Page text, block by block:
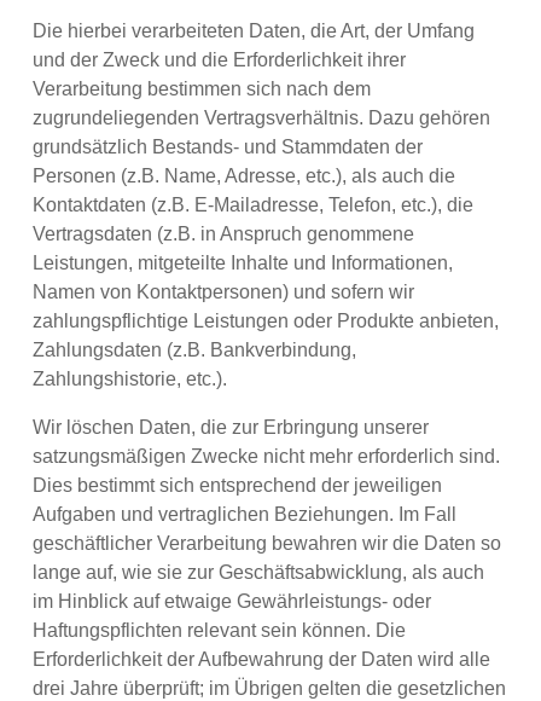
Die hierbei verarbeiteten Daten, die Art, der Umfang
und der Zweck und die Erforderlichkeit ihrer
Verarbeitung bestimmen sich nach dem
zugrundeliegenden Vertragsverhältnis. Dazu gehören
grundsätzlich Bestands- und Stammdaten der
Personen (z.B. Name, Adresse, etc.), als auch die
Kontaktdaten (z.B. E-Mailadresse, Telefon, etc.), die
Vertragsdaten (z.B. in Anspruch genommene
Leistungen, mitgeteilte Inhalte und Informationen,
Namen von Kontaktpersonen) und sofern wir
zahlungspflichtige Leistungen oder Produkte anbieten,
Zahlungsdaten (z.B. Bankverbindung,
Zahlungshistorie, etc.).
Wir löschen Daten, die zur Erbringung unserer
satzungsmäßigen Zwecke nicht mehr erforderlich sind.
Dies bestimmt sich entsprechend der jeweiligen
Aufgaben und vertraglichen Beziehungen. Im Fall
geschäftlicher Verarbeitung bewahren wir die Daten so
lange auf, wie sie zur Geschäftsabwicklung, als auch
im Hinblick auf etwaige Gewährleistungs- oder
Haftungspflichten relevant sein können. Die
Erforderlichkeit der Aufbewahrung der Daten wird alle
drei Jahre überprüft; im Übrigen gelten die gesetzlichen